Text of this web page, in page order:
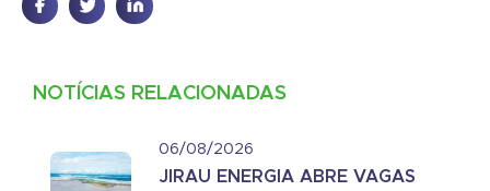
NOTÍCIAS RELACIONADAS
06/08/2026
JIRAU ENERGIA ABRE VAGAS